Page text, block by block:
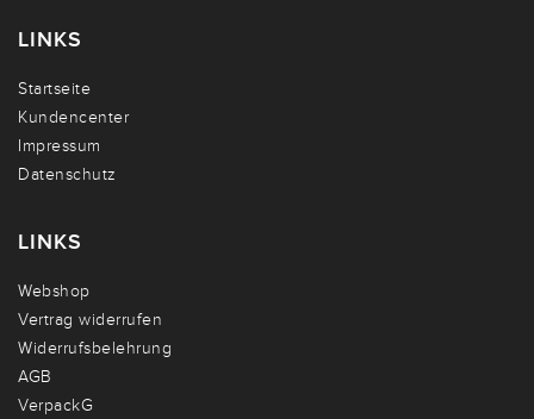
LINKS
Startseite
Kundencenter
Impressum
Datenschutz
LINKS
Webshop
Vertrag widerrufen
Widerrufsbelehrung
AGB
VerpackG